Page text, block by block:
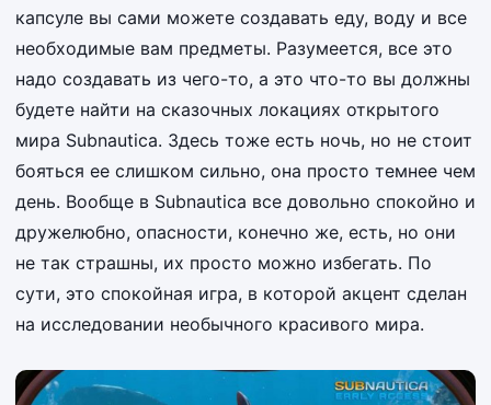
капсуле вы сами можете создавать еду, воду и все
необходимые вам предметы. Разумеется, все это
надо создавать из чего-то, а это что-то вы должны
будете найти на сказочных локациях открытого
мира Subnautica. Здесь тоже есть ночь, но не стоит
бояться ее слишком сильно, она просто темнее чем
день. Вообще в Subnautica все довольно спокойно и
дружелюбно, опасности, конечно же, есть, но они
не так страшны, их просто можно избегать. По
сути, это спокойная игра, в которой акцент сделан
на исследовании необычного красивого мира.